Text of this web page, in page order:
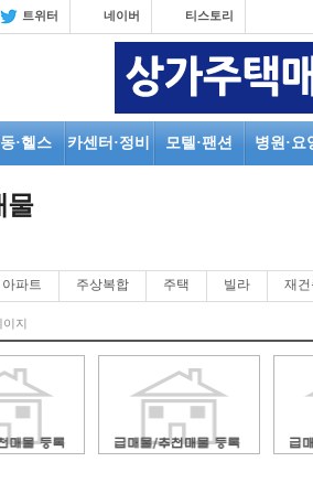
트위터 네이버 티스토리
·헬스 카센터·정비 모텔·팬션 병원·요
물
아파트 주상복합 주택 빌라 재건
이지